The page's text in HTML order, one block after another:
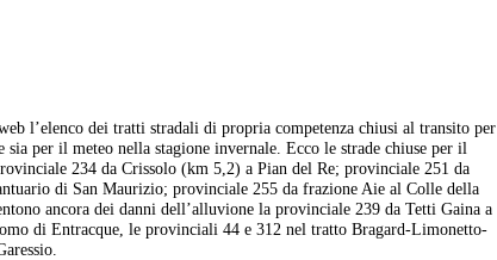
l’elenco dei tratti stradali di propria competenza chiusi al transito per
per il meteo nella stagione invernale. Ecco le strade chiuse per il
234 da Crissolo (km 5,2) a Pian del Re; provinciale 251 da
di San Maurizio; provinciale 255 da frazione Aie al Colle della
ancora dei danni dell’alluvione la provinciale 239 da Tetti Gaina a
di Entracque, le provinciali 44 e 312 nel tratto Bragard-Limonetto-